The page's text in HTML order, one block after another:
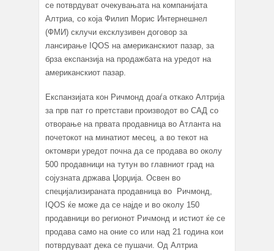
се потврдуват очекувањата на компанијата
Алтриа, со која Филип Морис Интернешнел
(ФМИ) склучи ексклузивен договор за
лансирање IQOS на американскиот пазар, за
брза експанзија на продажбата на уредот на
американскиот пазар.
Експанзијата кон Ричмонд доаѓа откако Алтрија
за прв пат го претстави производот во САД со
отворање на првата продавница во Атланта на
почетокот на минатиот месец, а во текот на
октомври уредот почна да се продава во околу
500 продавници на тутун во главниот град на
сојузната држава Џорџија. Освен во
специјализираната продавница во Ричмонд,
IQOS ќе може да се најде и во околу 150
продавници во регионот Ричмонд и истиот ќе се
продава само на оние со или над 21 година кои
потврдуваат дека се пушачи. Од Алтриа